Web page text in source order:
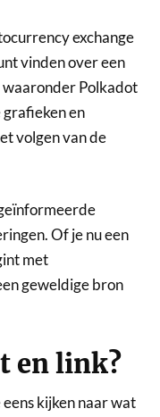
exchange
vinden over een
Polkadot
en
volgen van de
Of je nu een
met
geweldige bron
en link?
kijken naar wat